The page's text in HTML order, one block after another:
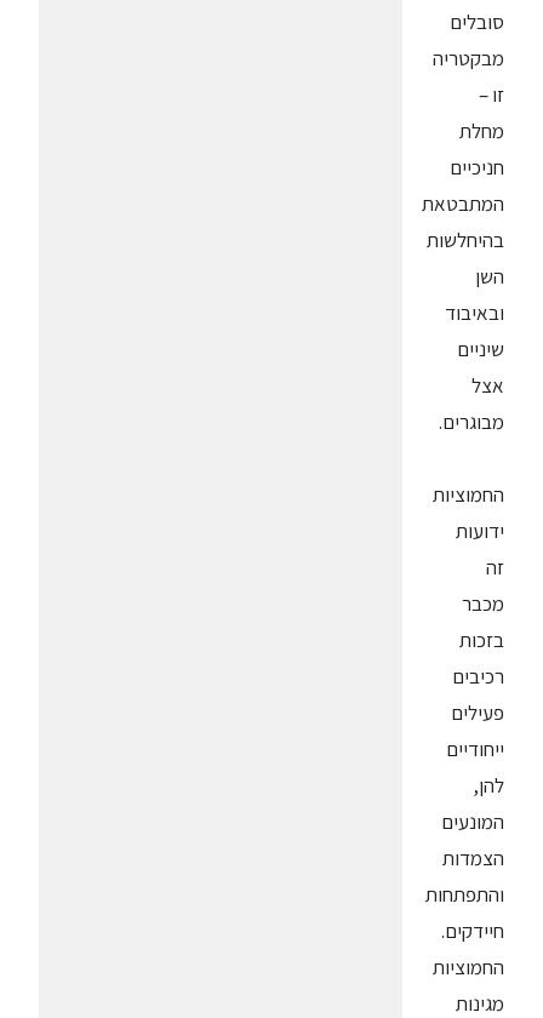
סובלים
מבקטריה
זו –
מחלת
חניכיים
המתבטאת
בהיחלשות
השן
ובאיבוד
שיניים
אצל
מבוגרים.
החמוציות
ידועות
זה
מכבר
בזכות
רכיבים
פעילים
ייחודיים
להן,
המונעים
הצמדות
והתפתחות
חיידקים.
החמוציות
מגינות